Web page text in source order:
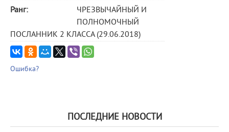
Ранг:
ЧРЕЗВЫЧАЙНЫЙ И
ПОЛНОМОЧНЫЙ
ПОСЛАННИК 2 КЛАССА (29.06.2018)
Ошибка?
ПОСЛЕДНИЕ НОВОСТИ